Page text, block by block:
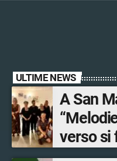
ULTIME NEWS
A San
verso si